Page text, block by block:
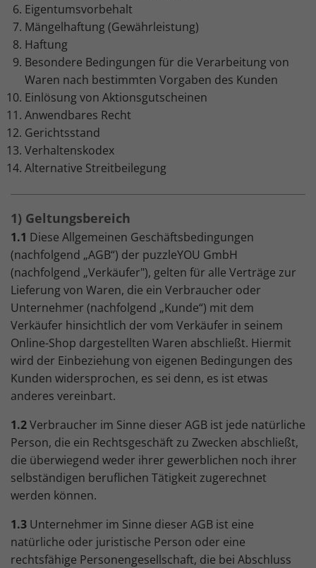
Eigentumsvorbehalt
Mängelhaftung (Gewährleistung)
Haftung
Besondere Bedingungen für die Verarbeitung von
Waren nach bestimmten Vorgaben des Kunden
Einlösung von Aktionsgutscheinen
Anwendbares Recht
Gerichtsstand
Verhaltenskodex
Alternative Streitbeilegung
1) Geltungsbereich
1.1 Diese Allgemeinen Geschäftsbedingungen
(nachfolgend „AGB“) der puzzleYOU GmbH
(nachfolgend „Verkäufer"), gelten für alle Verträge zur
Lieferung von Waren, die ein Verbraucher oder
Unternehmer (nachfolgend „Kunde“) mit dem
Verkäufer hinsichtlich der vom Verkäufer in seinem
Online-Shop dargestellten Waren abschließt. Hiermit
wird der Einbeziehung von eigenen Bedingungen des
Kunden widersprochen, es sei denn, es ist etwas
anderes vereinbart.
1.2Verbraucher im Sinne dieser AGB ist jede natürliche
Person, die ein Rechtsgeschäft zu Zwecken abschließt,
die überwiegend weder ihrer gewerblichen noch ihrer
selbständigen beruflichen Tätigkeit zugerechnet
werden können.
1.3 Unternehmer im Sinne dieser AGB ist eine
natürliche oder juristische Person oder eine
rechtsfähige Personengesellschaft, die bei Abschluss